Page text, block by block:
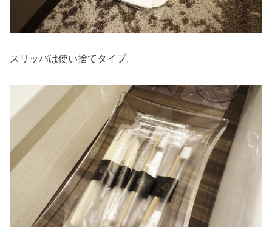
スリッパは使い捨てタイプ。